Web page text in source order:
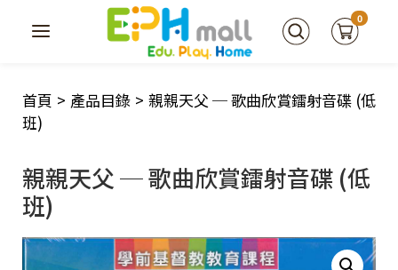
0
首頁 > 產品目錄 > 親親天父 ─ 歌曲欣賞鐳射音碟 (低
班)
親親天父 ─ 歌曲欣賞鐳射音碟 (低
班)